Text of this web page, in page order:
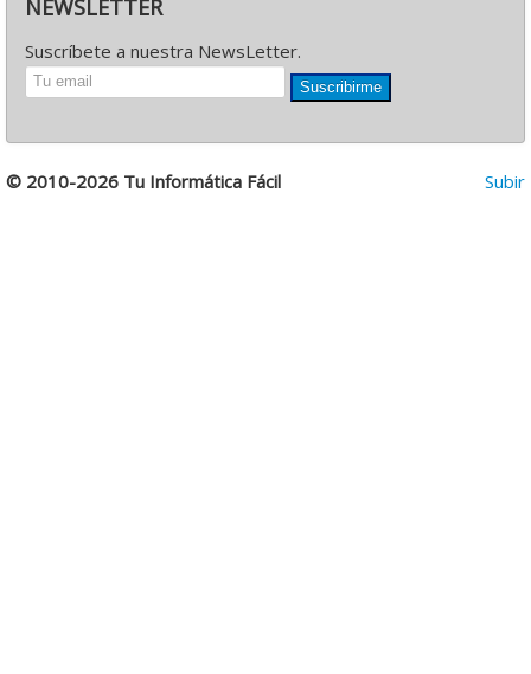
NEWSLETTER
Suscríbete a nuestra NewsLetter.
Suscribirme
Subir
© 2010-2026 Tu Informática Fácil